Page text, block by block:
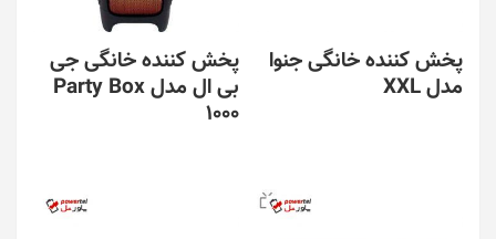
پخش کننده خانگی جنوا
مدل XXL
پخش کننده خانگی جی
بی ال مدل Party Box
1000